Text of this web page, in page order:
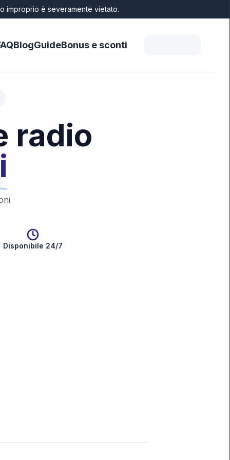
improprio è severamente vietato.
BlogGuideBonus e sconti
radio
Disponibile 24/7